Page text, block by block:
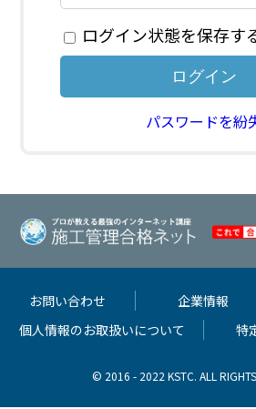
ログイン状態を保存す
パスワードを紛
お問い合わせ 企業情報
個人情報のお取扱いについて
特
© 2016 - 2022 KSTC. ALL